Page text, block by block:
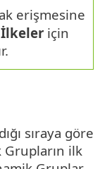
erişmesine
İlkeler için
sıraya göre
Grupların ilk